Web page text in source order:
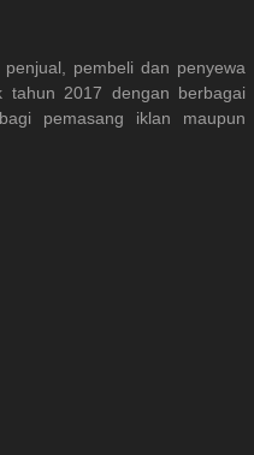
pembeli dan penyewa
tahun 2017 dengan berbagai
pemasang iklan maupun